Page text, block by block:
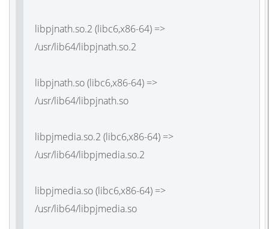
libpjnath.so.2 (libc6,x86-64) =>
/usr/lib64/libpjnath.so.2
libpjnath.so (libc6,x86-64) =>
/usr/lib64/libpjnath.so
libpjmedia.so.2 (libc6,x86-64) =>
/usr/lib64/libpjmedia.so.2
libpjmedia.so (libc6,x86-64) =>
/usr/lib64/libpjmedia.so